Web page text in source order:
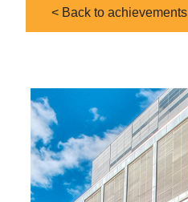
< Back to achievements